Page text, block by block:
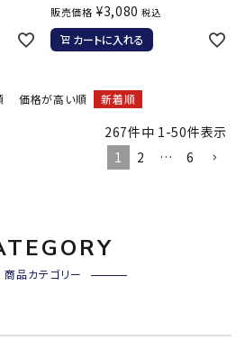
販売価格 ¥3,080 税込
カートに入れる
価格が高い順 新着順
267件中 1 -50件表示
1
2 … 6
商品カテゴリー